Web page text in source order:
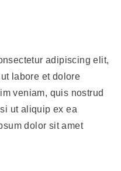
adipiscing elit,
labore et dolore
veniam, quis nostrud
ut aliquip ex ea
dolor sit amet